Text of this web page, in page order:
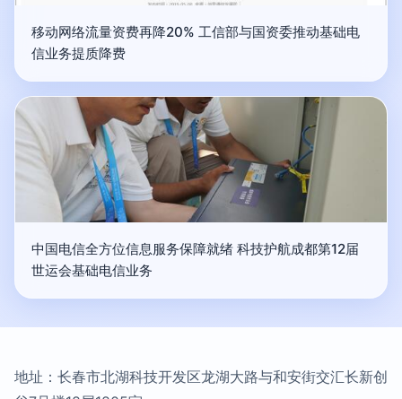
移动网络流量资费再降20% 工信部与国资委推动基础电
信业务提质降费
中国电信全方位信息服务保障就绪 科技护航成都第12届
世运会基础电信业务
地址：长春市北湖科技开发区龙湖大路与和安街交汇长新创